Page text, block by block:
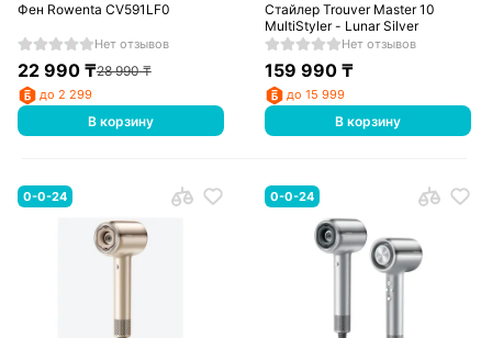
Фен Rowenta CV591LF0
Нет отзывов
22 990₸28 990₸
до 2 299
В корзину
Стайлер Trouver Master 10
MultiStyler - Lunar Silver
Нет отзывов
159 990 ₸
до 15 999
В корзину
0-0-24 0-0-24